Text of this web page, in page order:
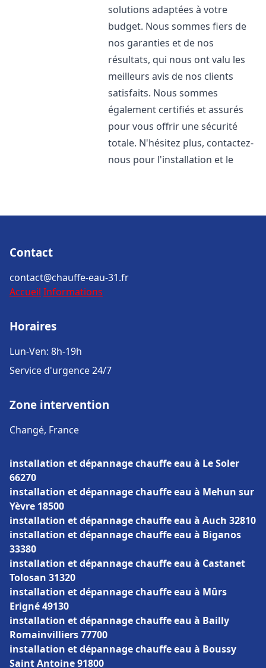
solutions adaptées à votre
budget. Nous sommes fiers de
nos garanties et de nos
résultats, qui nous ont valu les
meilleurs avis de nos clients
satisfaits. Nous sommes
également certifiés et assurés
pour vous offrir une sécurité
totale. N'hésitez plus, contactez-
nous pour l'installation et le
Contact
contact@chauffe-eau-31.fr
Accueil Informations
Horaires
Lun-Ven: 8h-19h
Service d'urgence 24/7
Zone intervention
Changé, France
installation et dépannage chauffe eau à Le Soler
66270
installation et dépannage chauffe eau à Mehun sur
Yèvre 18500
installation et dépannage chauffe eau à Auch 32810
installation et dépannage chauffe eau à Biganos
33380
installation et dépannage chauffe eau à Castanet
Tolosan 31320
installation et dépannage chauffe eau à Mûrs
Erigné 49130
installation et dépannage chauffe eau à Bailly
Romainvilliers 77700
installation et dépannage chauffe eau à Boussy
Saint Antoine 91800